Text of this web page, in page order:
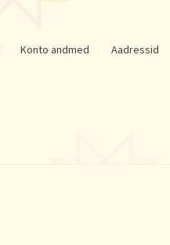
Konto andmed Aadressid